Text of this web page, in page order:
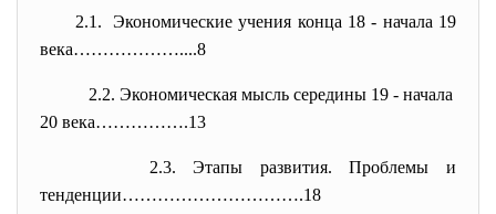
2.1. Экономические учения конца 18 - начала 19
века………………....8
2.2. Экономическая мысль середины 19 - начала
20 века…………….13
2.3. Этапы развития. Проблемы и
тенденции………………………….18